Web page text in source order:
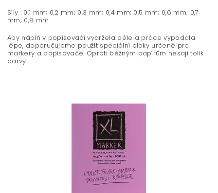
Síly : 0,1 mm; 0,2 mm; 0,3 mm; 0,4 mm; 0,5 mm; 0,6 mm; 0,7
mm; 0,8 mm
Aby náplň v popisovači vydržela déle a práce vypadala
lépe, doporučujeme použít speciální bloky určené pro
markery a popisovače. Oproti běžným papírům nesají tolik
barvy.